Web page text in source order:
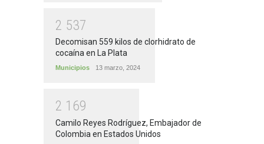
2 537
Decomisan 559 kilos de clorhidrato de
cocaína en La Plata
Municipios 13 marzo, 2024
2 1 69
Camilo Reyes Rodríguez, Embajador de
Colombia en Estados Unidos